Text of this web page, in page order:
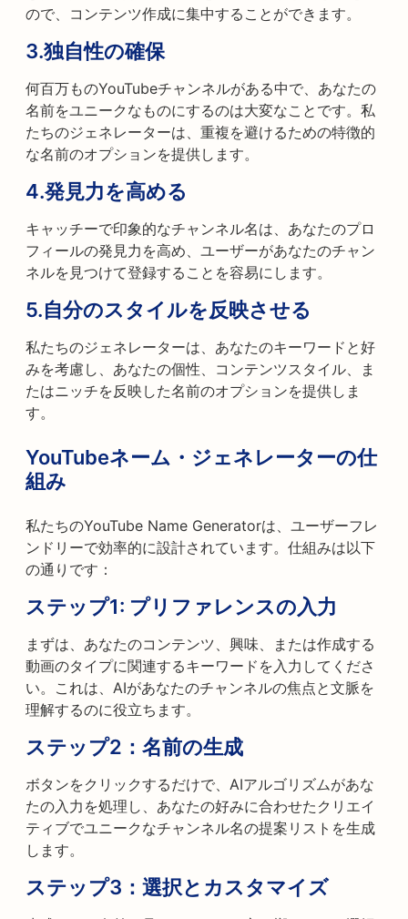
ので、コンテンツ作成に集中することができます。
3.独自性の確保
何百万ものYouTubeチャンネルがある中で、あなたの
名前をユニークなものにするのは大変なことです。私
たちのジェネレーターは、重複を避けるための特徴的
な名前のオプションを提供します。
4.発見力を高める
キャッチーで印象的なチャンネル名は、あなたのプロ
フィールの発見力を高め、ユーザーがあなたのチャン
ネルを見つけて登録することを容易にします。
5.自分のスタイルを反映させる
私たちのジェネレーターは、あなたのキーワードと好
みを考慮し、あなたの個性、コンテンツスタイル、ま
たはニッチを反映した名前のオプションを提供しま
す。
YouTubeネーム・ジェネレーターの仕
組み
私たちのYouTube Name Generatorは、ユーザーフレ
ンドリーで効率的に設計されています。仕組みは以下
の通りです：
ステップ1: プリファレンスの入力
まずは、あなたのコンテンツ、興味、または作成する
動画のタイプに関連するキーワードを入力してくださ
い。これは、AIがあなたのチャンネルの焦点と文脈を
理解するのに役立ちます。
ステップ2：名前の生成
ボタンをクリックするだけで、AIアルゴリズムがあな
たの入力を処理し、あなたの好みに合わせたクリエイ
ティブでユニークなチャンネル名の提案リストを生成
します。
ステップ3：選択とカスタマイズ